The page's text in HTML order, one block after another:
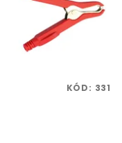
KÓD: 331